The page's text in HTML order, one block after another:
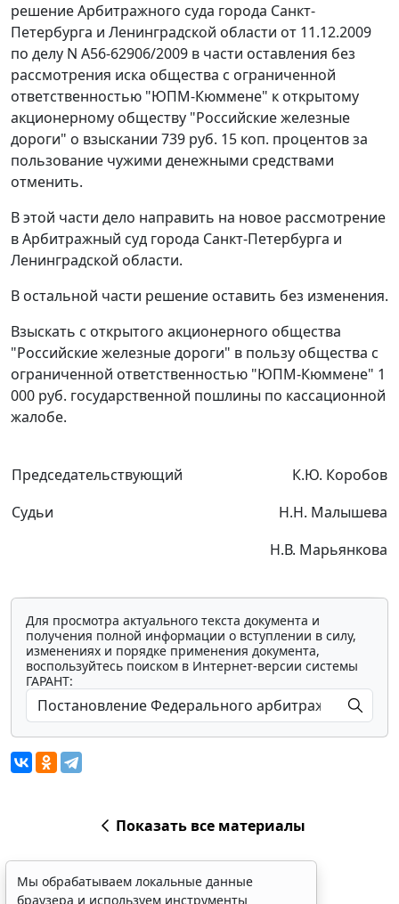
решение Арбитражного суда города Санкт-
Петербурга и Ленинградской области от 11.12.2009
по делу N А56-62906/2009 в части оставления без
рассмотрения иска общества с ограниченной
ответственностью "ЮПМ-Кюммене" к открытому
акционерному обществу "Российские железные
дороги" о взыскании 739 руб. 15 коп. процентов за
пользование чужими денежными средствами
отменить.
В этой части дело направить на новое рассмотрение
в Арбитражный суд города Санкт-Петербурга и
Ленинградской области.
В остальной части решение оставить без изменения.
Взыскать с открытого акционерного общества
"Российские железные дороги" в пользу общества с
ограниченной ответственностью "ЮПМ-Кюммене" 1
000 руб. государственной пошлины по кассационной
жалобе.
Председательствующий
К.Ю. Коробов
Судьи
Н.Н. Малышева
Н.В. Марьянкова
Для просмотра актуального текста документа и
получения полной информации о вступлении в силу,
изменениях и порядке применения документа,
воспользуйтесь поиском в Интернет-версии системы
ГАРАНТ:
Показать все материалы
Мы обрабатываем локальные данные
браузера и используем инструменты